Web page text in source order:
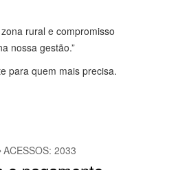
rural e compromisso
nossa gestão.”
para quem mais precisa.
ACESSOS: 2033